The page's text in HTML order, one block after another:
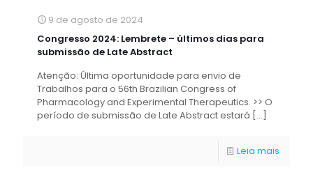
9 de agosto de 2024
Congresso 2024: Lembrete – últimos dias para
submissão de Late Abstract
Atenção: Última oportunidade para envio de
Trabalhos para o 56th Brazilian Congress of
Pharmacology and Experimental Therapeutics. >> O
período de submissão de Late Abstract estará […]
Leia mais